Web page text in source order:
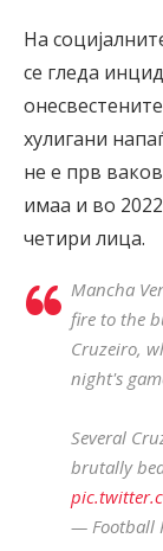
На
се гледа
хулигани
не е прв
имаа и во
четири лица.
Mancha
fire to the
Cruzeiro,
night's
Several
brutally
— Football